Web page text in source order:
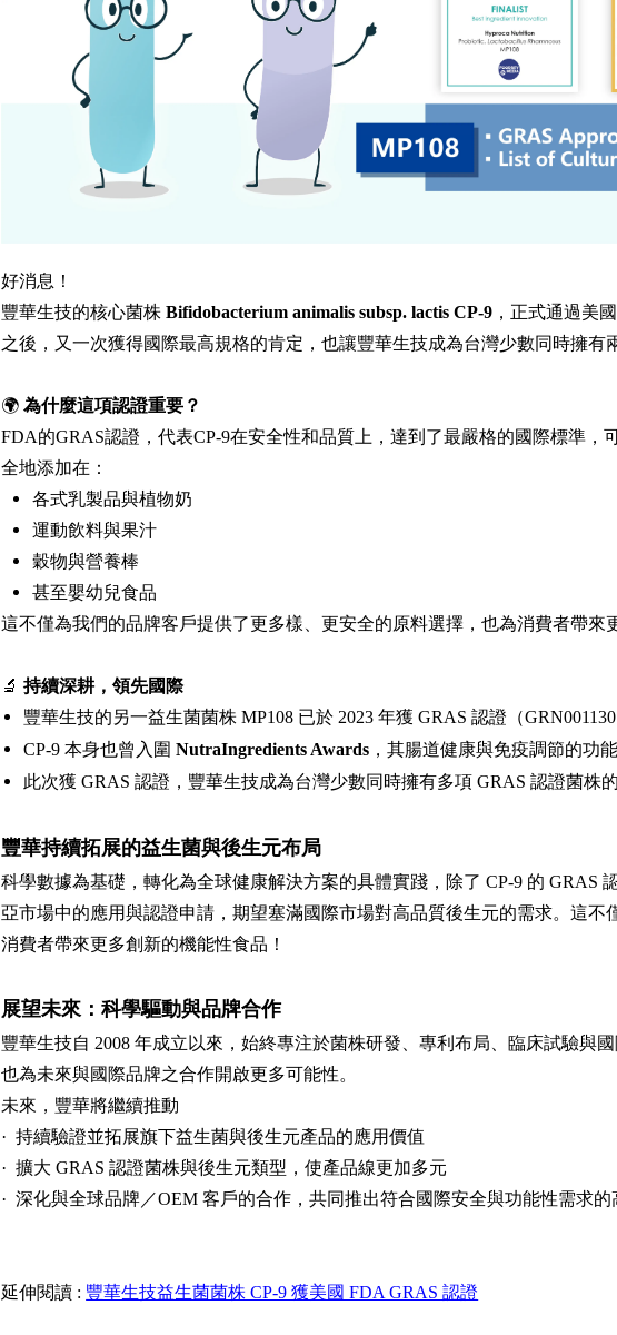
好消息！
豐華生技的核心菌株Bifidobacterium animalis subsp. lactis CP-9 ，正式通過美
之後，又一次獲得國際最高規格的肯定，也讓豐華生技成為台灣少數同時擁有
🌍 為什麼這項認證重要？
FDA的GRAS認證，代表CP-9在安全性和品質上，達到了最嚴格的國際標準
全地添加在：
各式乳製品與植物奶
運動飲料與果汁
穀物與營養棒
甚至嬰幼兒食品
這不僅為我們的品牌客戶提供了更多樣、更安全的原料選擇，也為消費者帶來
🔬 持續深耕，領先國際
豐華生技的另一益生菌菌株 MP108 已於 2023 年獲 GRAS 認證（
CP-9本身也曾入圍NutraIngredients Awards ，其腸道健康與免疫調節的功
此次獲 GRAS 認證，豐華生技成為台灣少數同時擁有多項 GRAS 認證菌株
豐華持續拓展的益生菌與後生元布局
科學數據為基礎，轉化為全球健康解決方案的具體實踐，除了 CP-9 的 GRAS
亞市場中的應用與認證申請，期望塞滿國際市場對高品質後生元的需求。這
消費者帶來更多創新的機能性食品！
展望未來：科學驅動與品牌合作
豐華生技自 2008 年成立以來，始終專注於菌株研發、專利布局、臨床試驗與
也為未來與國際品牌之合作開啟更多可能性。
未來，豐華將繼續推動
· 持續驗證並拓展旗下益生菌與後生元產品的應用價值
· 擴大 GRAS 認證菌株與後生元類型，使產品線更加多元
· 深化與全球品牌／OEM 客戶的合作，共同推出符合國際安全與功能性需求的
延伸閱讀 : 豐華生技益生菌菌株 CP-9 獲美國 FDA GRAS 認證